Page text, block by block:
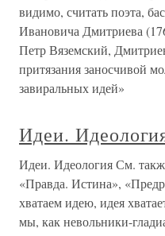
видимо, считать поэта,
Ивановича Дмитриева
Петр Вяземский,
притязания заносчивой
завиральных идей»
Идеи.
Идеи. Идеология См.
«Правда. Истина»,
хватаем идею, идея
мы, как невольники-